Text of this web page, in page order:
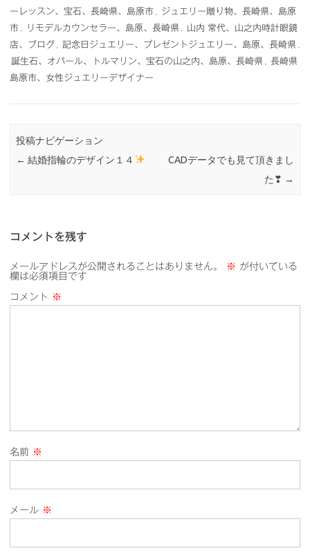
ーレッスン、宝石、長崎県、島原市
ジュエリー贈り物、長崎県、島原
市
リモデルカウンセラー、島原、長崎県
山内 常代、山之内時計眼鏡
店、ブログ
記念日ジュエリー、プレゼントジュエリー、島原、長崎県
誕生石、オパール、トルマリン、宝石の山之内、島原、長崎県
長崎県
島原市、女性ジュエリーデザイナー
投稿ナビゲーション
← 結婚指輪のデザイン１４
CADデータでも見て頂きまし
た❣ →
コメントを残す
メールアドレスが公開されることはありません。 ※ が付いている
欄は必須項目です
コメント ※
名前 ※
メール ※